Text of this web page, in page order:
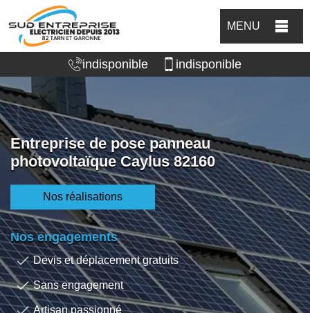
MENU
indisponible indisponible
Entreprise de pose panneau
photovoltaïque Caylus 82160
Nos réalisations
Nos engagements
Devis et déplacement gratuits
Sans engagement
Artisan passionné